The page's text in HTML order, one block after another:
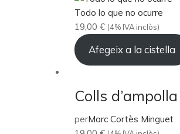
Todo lo que no ocurre
19,00 € (4% IVA inclòs)
Afegeix a la cistella
Colls d’ampolla
perMarc Cortès Minguet